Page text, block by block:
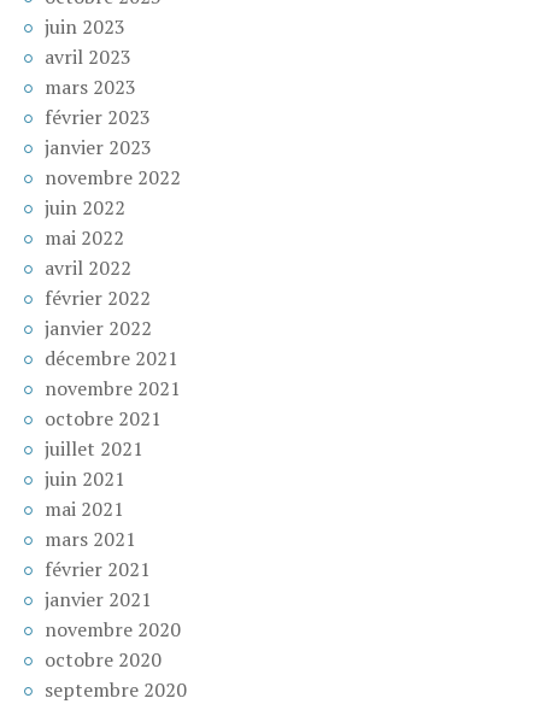
juin 2023
avril 2023
mars 2023
février 2023
janvier 2023
novembre 2022
juin 2022
mai 2022
avril 2022
février 2022
janvier 2022
décembre 2021
novembre 2021
octobre 2021
juillet 2021
juin 2021
mai 2021
mars 2021
février 2021
janvier 2021
novembre 2020
octobre 2020
septembre 2020